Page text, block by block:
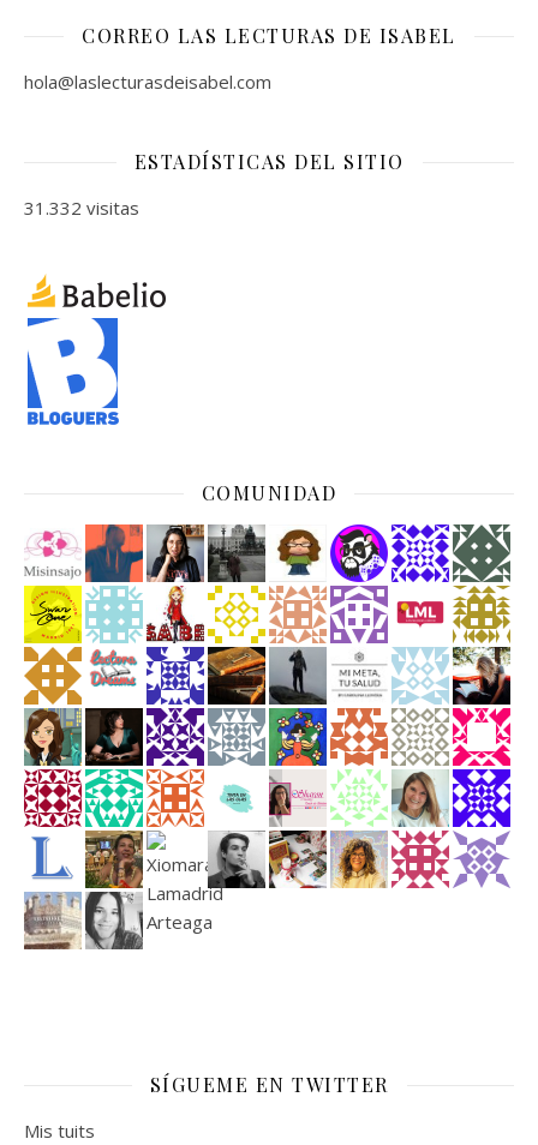
CORREO LAS LECTURAS DE ISABEL
hola@laslecturasdeisabel.com
ESTADÍSTICAS DEL SITIO
31.332 visitas
COMUNIDAD
SÍGUEME EN TWITTER
Mis tuits